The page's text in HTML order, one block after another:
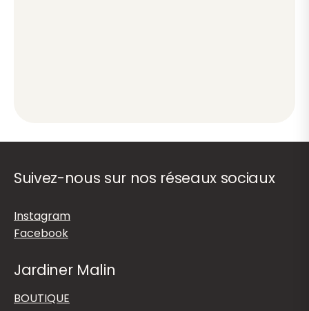
Suivez-nous sur nos réseaux sociaux
Instagram
Facebook
Jardiner Malin
BOUTIQUE